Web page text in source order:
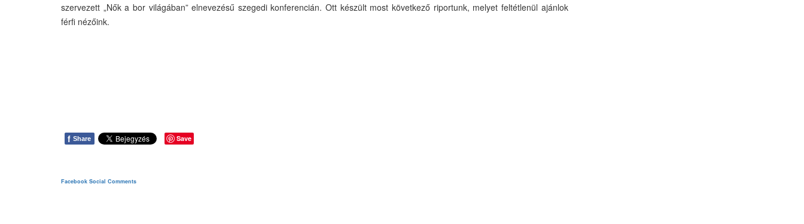
szervezett „Nők a bor világában” elnevezésű szegedi konferencián. Ott készült most következő riportunk, melyet feltétlenül ajánlok
férfi nézőink.
f Share Save
Facebook Social Comments